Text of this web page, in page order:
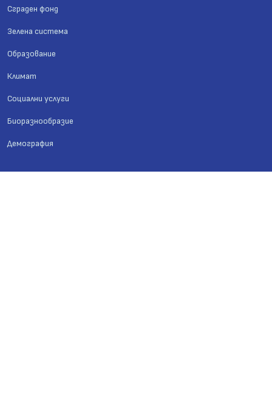
Сграден фонд
Зелена система
Образование
Климат
Социални услуги
Биоразнообразие
Демография